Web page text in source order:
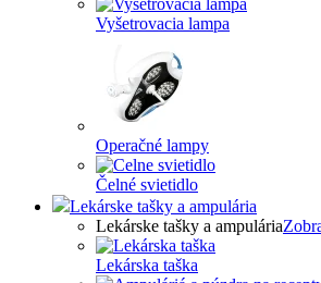
Vyšetrovacia lampa
Operačné lampy
Čelné svietidlo
Lekárske tašky a ampulária
Lekárske tašky a ampulária
Lekárska taška